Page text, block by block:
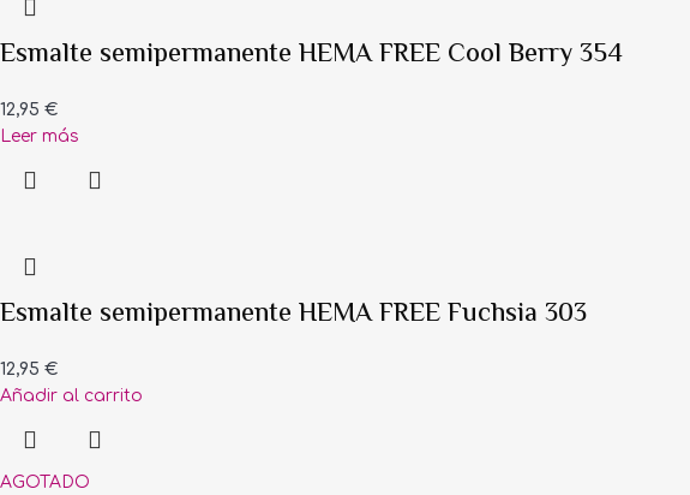
Esmalte semipermanente HEMA FREE Cool Berry 354
12,95 €
Leer más
Esmalte semipermanente HEMA FREE Fuchsia 303
12,95 €
Añadir al carrito
AGOTADO